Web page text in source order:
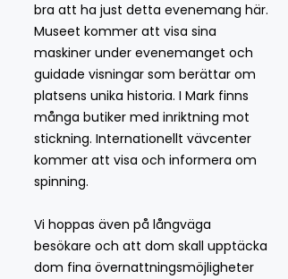
bra att ha just detta evenemang här.
Museet kommer att visa sina
maskiner under evenemanget och
guidade visningar som berättar om
platsens unika historia. I Mark finns
många butiker med inriktning mot
stickning. Internationellt vävcenter
kommer att visa och informera om
spinning.
Vi hoppas även på långväga
besökare och att dom skall upptäcka
dom fina övernattningsmöjligheter